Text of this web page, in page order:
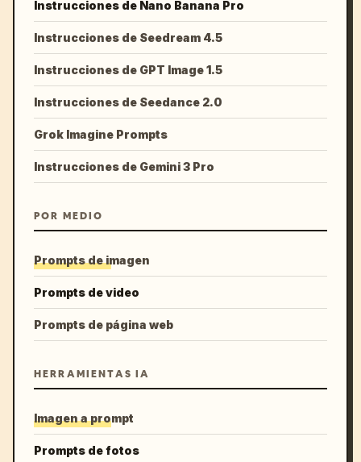
Instrucciones de Nano Banana Pro
Instrucciones de Seedream 4.5
Instrucciones de GPT Image 1.5
Instrucciones de Seedance 2.0
Grok Imagine Prompts
Instrucciones de Gemini 3 Pro
POR MEDIO
Prompts de imagen
Prompts de video
Prompts de página web
HERRAMIENTAS IA
Imagen a prompt
Prompts de fotos